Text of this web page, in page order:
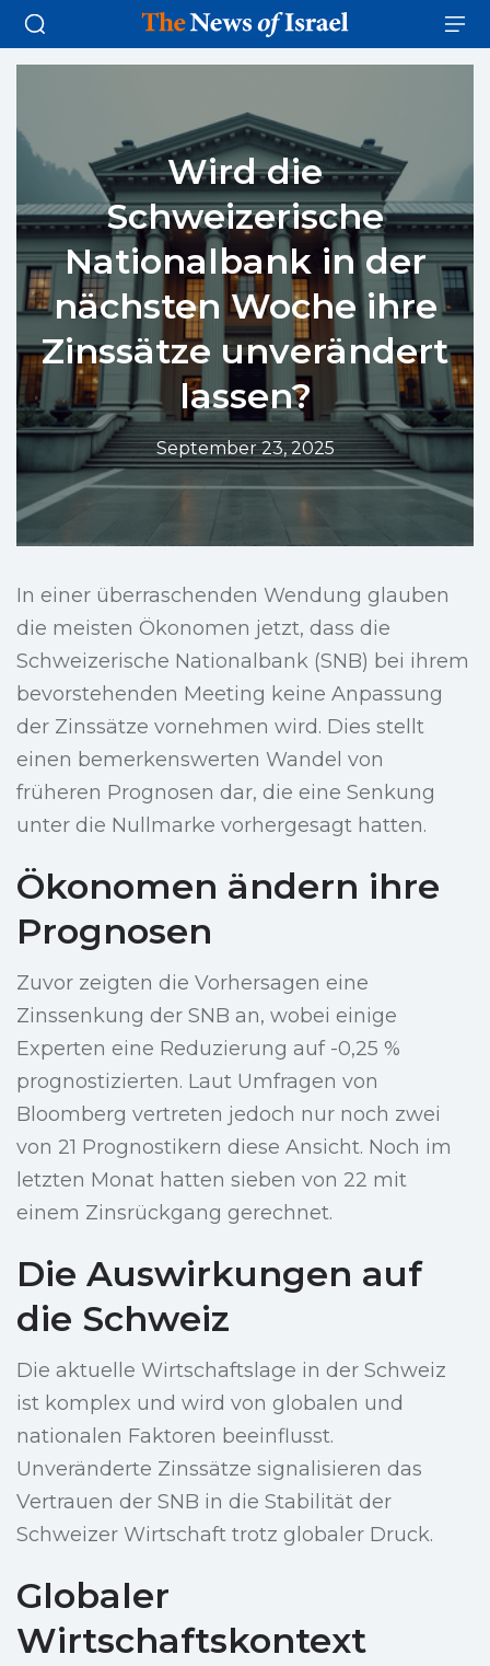
Wird die
Schweizerische
Nationalbank in der
nächsten Woche ihre
Zinssätze unverändert
lassen?
September 23, 2025
In einer überraschenden Wendung glauben
die meisten Ökonomen jetzt, dass die
Schweizerische Nationalbank (SNB) bei ihrem
bevorstehenden Meeting keine Anpassung
der Zinssätze vornehmen wird. Dies stellt
einen bemerkenswerten Wandel von
früheren Prognosen dar, die eine Senkung
unter die Nullmarke vorhergesagt hatten.
Ökonomen ändern ihre
Prognosen
Zuvor zeigten die Vorhersagen eine
Zinssenkung der SNB an, wobei einige
Experten eine Reduzierung auf -0,25 %
prognostizierten. Laut Umfragen von
Bloomberg vertreten jedoch nur noch zwei
von 21 Prognostikern diese Ansicht. Noch im
letzten Monat hatten sieben von 22 mit
einem Zinsrückgang gerechnet.
Die Auswirkungen auf
die Schweiz
Die aktuelle Wirtschaftslage in der Schweiz
ist komplex und wird von globalen und
nationalen Faktoren beeinflusst.
Unveränderte Zinssätze signalisieren das
Vertrauen der SNB in die Stabilität der
Schweizer Wirtschaft trotz globaler Druck.
Globaler
Wirtschaftskontext